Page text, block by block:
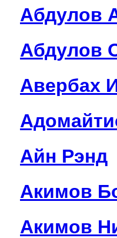
Абдулов
Абдулов
Авербах
Айн Рэнд
Акимов
Акимов